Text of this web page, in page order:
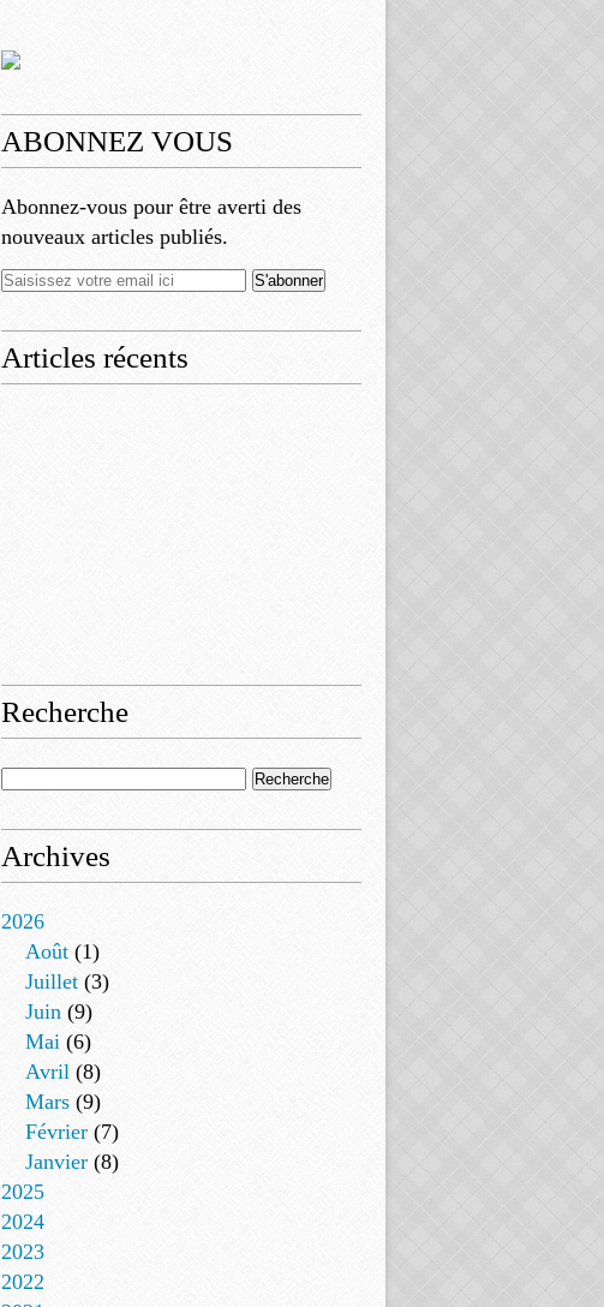
ABONNEZ VOUS
Abonnez-vous pour être averti des
nouveaux articles publiés.
Articles récents
Recherche
Archives
2026
Août (1)
Juillet (3)
Juin (9)
Mai (6)
Avril (8)
Mars (9)
Février (7)
Janvier (8)
2025
2024
2023
2022